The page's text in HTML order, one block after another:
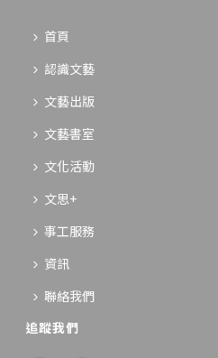
首頁
認識文藝
文藝出版
文藝書室
文化活動
文思+
事工服務
資訊
聯絡我們
追蹤我們